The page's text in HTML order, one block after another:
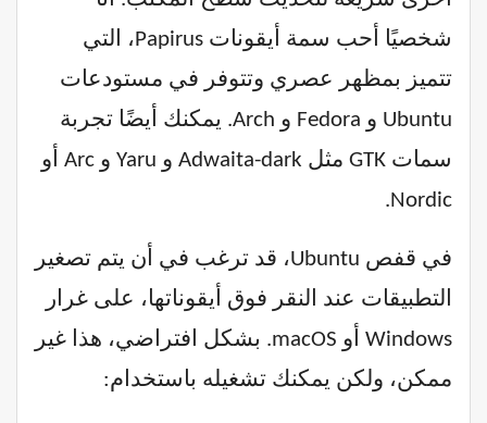
شخصيًا أحب سمة أيقونات Papirus، التي
تتميز بمظهر عصري وتتوفر في مستودعات
Ubuntu و Fedora و Arch. يمكنك أيضًا تجربة
سمات GTK مثل Adwaita-dark و Yaru و Arc أو
Nordic.
في قفص Ubuntu، قد ترغب في أن يتم تصغير
التطبيقات عند النقر فوق أيقوناتها، على غرار
Windows أو macOS. بشكل افتراضي، هذا غير
ممكن، ولكن يمكنك تشغيله باستخدام: